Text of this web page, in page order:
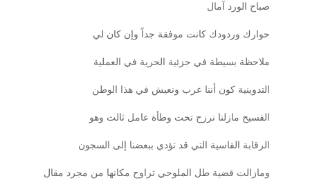
صباح الورد آمال
حوارك وردودك كانت موفقة جداً وإن كان لي
ملاحظة بسيطة في جزئية الحرية في العملية
التدوينية كون أننا عرب ونعيش في هذا الوطن
الفسيح مازلنا نرزح تحت وطأة عامل ثالث وهو
الرقابة القاسية التي قد تؤدي ببعضنا إلى السجون
ومازالت قضية طل الملوحي تراوح مكانها من مجرد مقال